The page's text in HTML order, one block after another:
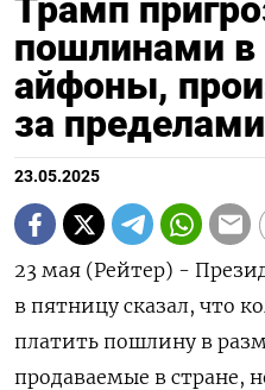
Трамп
пошлинами в
айфоны,
за
23.05.2025
23 мая (Рейтер) -
в пятницу сказал, что
платить пошлину в
продаваемые в стране,